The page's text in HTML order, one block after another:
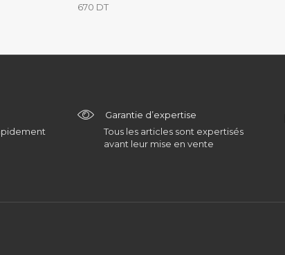
670 DT
Garantie d’expertise
Tous les articles sont expertisés
avant leur mise en vente